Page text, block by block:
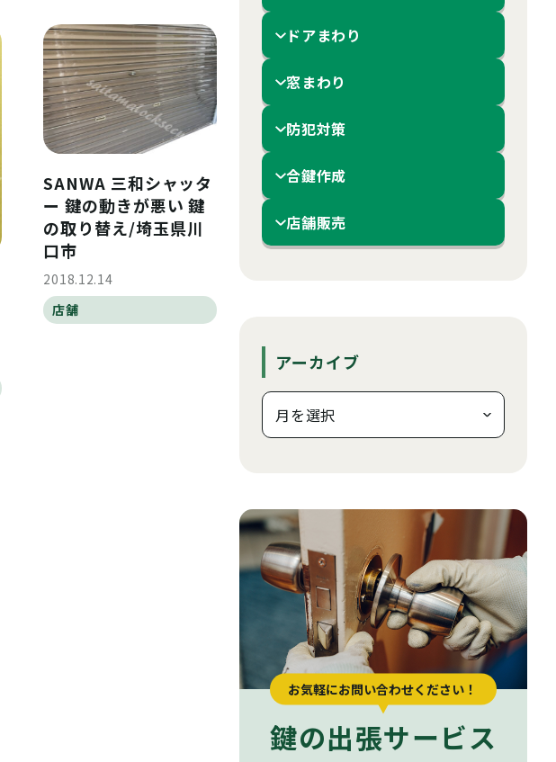
SANWA 三和シャッタ
ー 鍵の動きが悪い 鍵
の取り替え/埼玉県川
口市
2018.12.14
店舗
ドアまわり
窓まわり
防犯対策
合鍵作成
店舗販売
アーカイブ
お気軽にお問い合わせください！
鍵の出張サービス